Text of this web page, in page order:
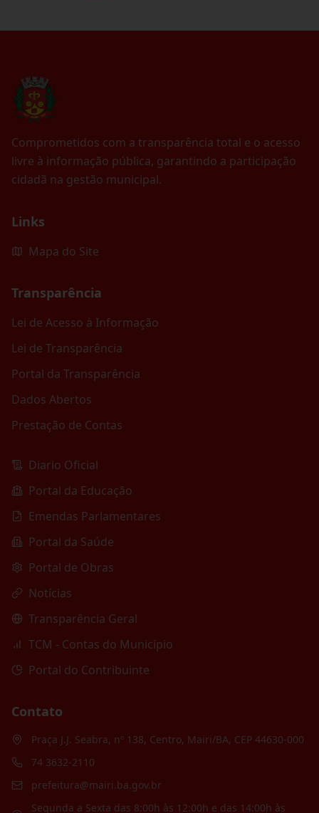
Comprometidos com a transparência total e o acesso
livre à informação pública, garantindo a participação
cidadã na gestão municipal.
Links
Mapa do Site
Transparência
Lei de Acesso à Informação
Lei de Transparência
Portal da Transparência
Dados Abertos
Prestação de Contas
Diario Oficial
Portal da Educação
Emendas Parlamentares
Portal da Saúde
Portal de Obras
Notícias
Transparência Geral
TCM - Contas do Município
Portal do Contribuinte
Contato
Praça J.J. Seabra, nº 138, Centro, Mairi/BA, CEP 44630-000
74 3632-2110
prefeitura@mairi.ba.gov.br
Segunda a Sexta das 8:00h às 12:00h e das 14:00h às